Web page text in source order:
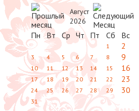
Август
2026
Пн Вт Ср Чт Пт Сб Вс
1 2
3 4 5 6 7 8 9
10 11 12 13 14 15 16
17 18 19 20 21 22 23
24 25 26 27 28 29 30
31